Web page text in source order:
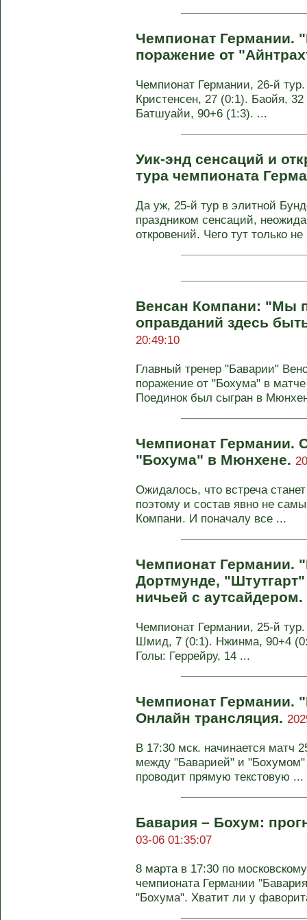
Чемпионат Германии.
поражение от
Чемпионат Германии, 26-й
Кристенсен, 27 (0:1). Баойя,
Батшуайи, 90+6 (1:3). ...
Уик-энд сенсаций и
тура чемпионата
Да уж, 25-й тур в элитной
праздником сенсаций,
откровений. Чего тут только
Венсан Компани: "Мы
оправданий здесь
20:49:10
Главный тренер "Баварии"
поражение от "Бохума" в
Поединок был сыгран в
Чемпионат Германии.
"Бохума" в Мюнхене.
Ожидалось, что встреча
поэтому и состав явно не
Компани. И поначалу все ...
Чемпионат Германии.
Дортмунде,
ничьей с аутсайдером.
Чемпионат Германии, 25-й
Шмид, 7 (0:1). Нжинма, 90+4
Голы: Геррейру, 14 ...
Чемпионат Германии.
Онлайн трансляция.
В 17:30 мск. начинается матч
между "Баварией" и
проводит прямую текстовую ...
Бавария – Бохум:
03-06 01:35:07
8 марта в 17:30 по
чемпионата Германии
"Бохума". Хватит ли у